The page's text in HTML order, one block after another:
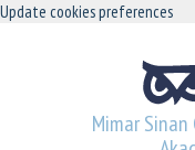
Update cookies preferences
Mimar